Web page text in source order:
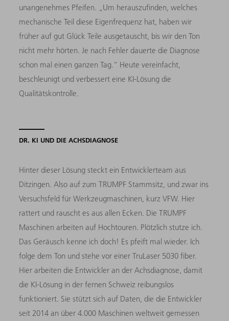
unangenehmes Pfeifen. „Um herauszufinden, welches
mechanische Teil diese Eigenfrequenz hat, haben wir
früher auf gut Glück Teile ausgetauscht, bis wir den Ton
nicht mehr hörten. Je nach Fehler dauerte die Diagnose
schon mal einen ganzen Tag.“ Heute vereinfacht,
beschleunigt und verbessert eine KI-Lösung die
Qualitätskontrolle.
DR. KI UND DIE ACHSDIAGNOSE
Hinter dieser Lösung steckt ein Entwicklerteam aus
Ditzingen. Also auf zum TRUMPF Stammsitz, und zwar ins
Versuchsfeld für Werkzeugmaschinen, kurz VFW. Hier
rattert und rauscht es aus allen Ecken. Die TRUMPF
Maschinen arbeiten auf Hochtouren. Plötzlich stutze ich.
Das Geräusch kenne ich doch! Es pfeift mal wieder. Ich
folge dem Ton und stehe vor einer TruLaser 5030 fiber.
Hier arbeiten die Entwickler an der Achsdiagnose, damit
die KI-Lösung in der fernen Schweiz reibungslos
funktioniert. Sie stützt sich auf Daten, die die Entwickler
seit 2014 an über 4.000 Maschinen weltweit gemessen